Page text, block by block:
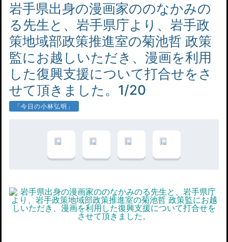
岩手県出身の漫画家ののなかみの
る先生と、岩手県庁より、岩手政
策地域部政策推進室の菊池哲 政策
監にお越しいただき、漫画を利用
した復興支援について打合せをさ
せて頂きました。1/20
「今日の小林弘明」